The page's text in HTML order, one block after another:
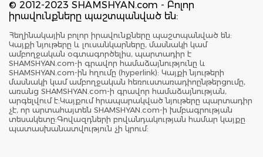
© 2012-2023 SHAMSHYAN.com - Բոլոր
իրավունքները պաշտպանված են:
Հեղինակային բոլոր իրավունքները պաշտպանված են:
Կայքի նյութերը և լուսանկարները, մասնակի կամ
ամբողջական օգտագործելիս, պարտադիր է
SHAMSHYAN.com-ի գրավոր համաձայնությունը և
SHAMSHYAN.com-ին հղումը (hyperlink): Կայքի նյութերի
մասնակի կամ ամբողջական հեռուստառադիոընթերցումը,
առանց SHAMSHYAN.com-ի գրավոր համաձայնության,
արգելվում է:Կայքում հրապարակված նյութերը պարտադիր
չէ, որ արտահայտեն SHAMSHYAN.com-ի խմբագրության
տեսակետը:Գովազդների բովանդակության համար կայքը
պատասխանատվություն չի կրում: